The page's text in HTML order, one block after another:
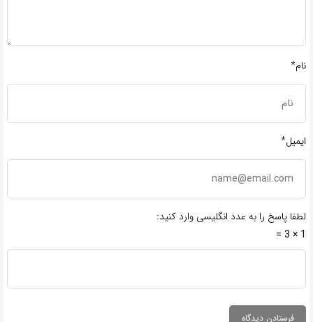
نام*
ایمیل*
لطفا پاسخ را به عدد انگلیسی وارد کنید:
1 × 3 =